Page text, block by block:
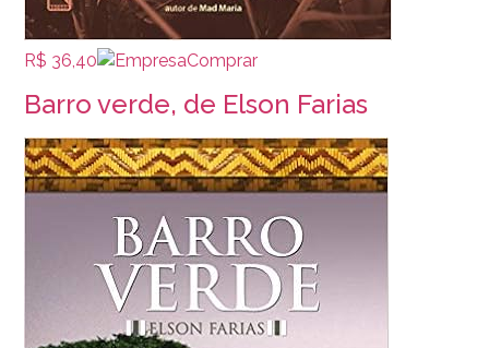
R$ 36,40 Comprar
Barro verde, de Elson Farias